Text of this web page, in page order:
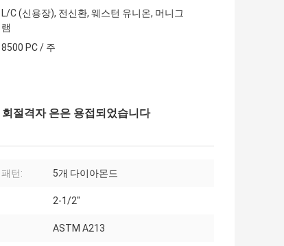
L/C (신용장), 전신환, 웨스턴 유니온, 머니그
램
8500 PC / 주
절격자 은은 용접되었습니다
턴: 5개 다이아몬드
2-1/2"
ASTM A213